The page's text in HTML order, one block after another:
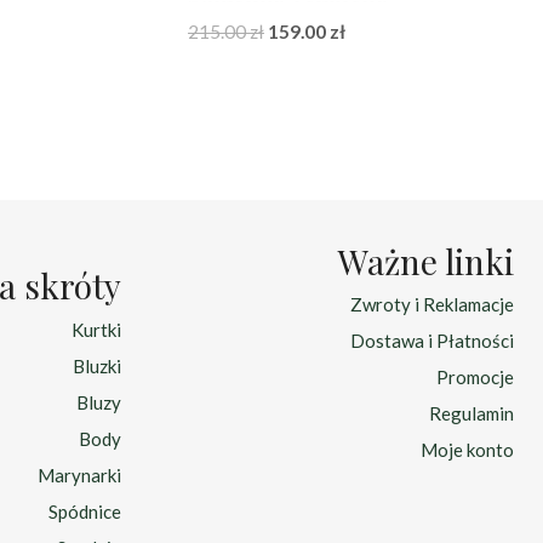
215.00zł Pierwotna
159.00 złAktualna
skróty
Kurtki
Bluzki
Bluzy
Body
Marynarki
Spódnice
Ważne linki
Zwroty i Reklamacje
Dostawa i Płatności
Promocje
Regulamin
Moje konto